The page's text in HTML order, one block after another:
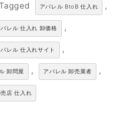
Tagged アパレル BtoB 仕入れ ,
パレル 仕入れ 卸価格 ,
パレル 仕入れサイト ,
卸問屋 , アパレル 卸売業者 ,
店 仕入れ